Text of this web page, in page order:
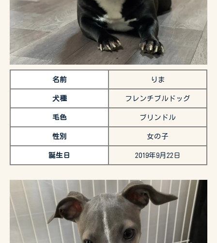
名前 りま
犬種 フレンチブルドッグ
毛色 ブリンドル
性別 女の子
誕生日 2019年9月22日